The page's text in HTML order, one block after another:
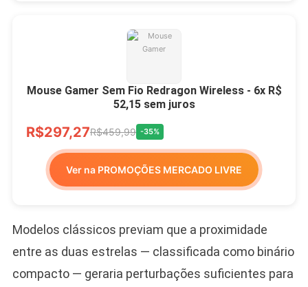
Mouse Gamer Sem Fio Redragon Wireless - 6x R$
52,15 sem juros
R$297,27R$459,99 -35%
Ver na PROMOÇÕES MERCADO LIVRE
Modelos clássicos previam que a proximidade
entre as duas estrelas — classificada como binário
compacto — geraria perturbações suficientes para